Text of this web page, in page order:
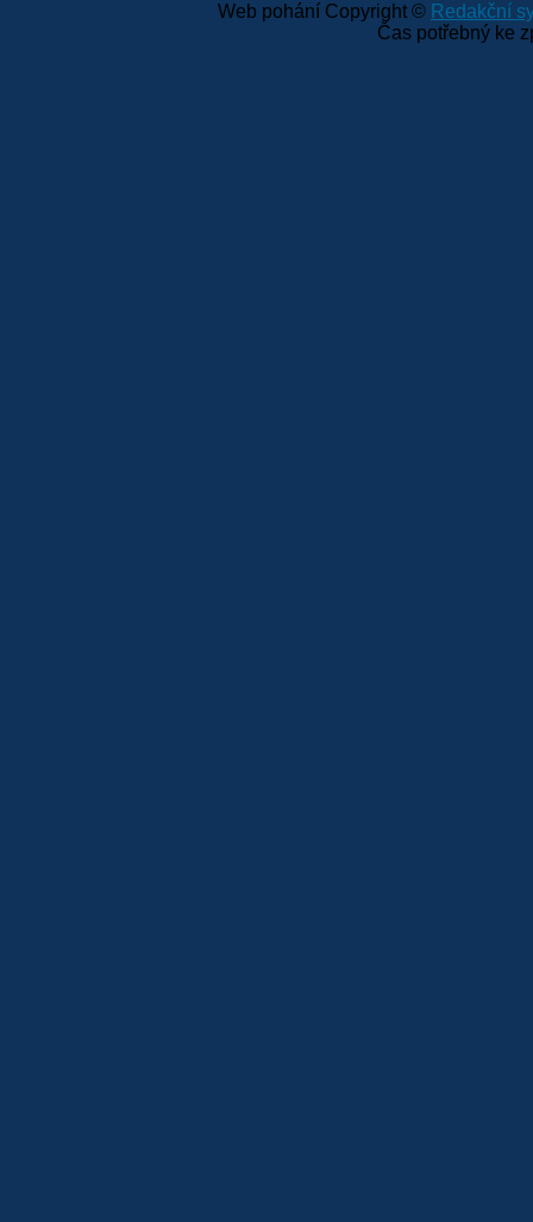
Web pohání Copyright © Redakční
Čas potřebný ke